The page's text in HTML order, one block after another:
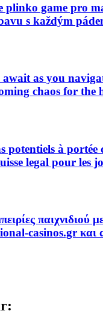
plinko game pro
s každým
await as you
chaos for the
potentiels à portée
legal pour les
παιχνιδιού
casinos.gr και